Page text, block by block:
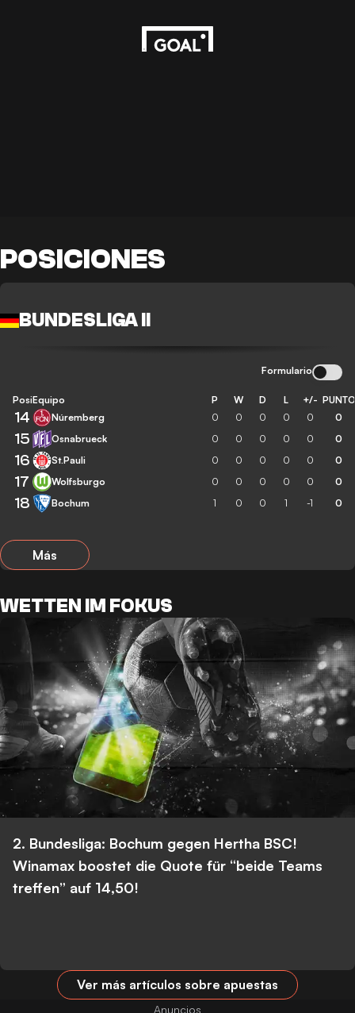
POSICIONES
BUNDESLIGA II
Formulario
Posición
Equipo P W D L +/-
14 Núremberg 0 0 0 0 0 0
15 Osnabrueck 0 0 0 0 0 0
16 St.Pauli 0 0 0 0 0 0
17 Wolfsburgo 0 0 0 0 0 0
18 Bochum 1 0 0 1 -1 0
Más
WETTEN IM FOKUS
2. Bundesliga: Bochum gegen Hertha BSC!
Winamax boostet die Quote für “beide Teams
treffen” auf 14,50!
Ver más artículos sobre apuestas